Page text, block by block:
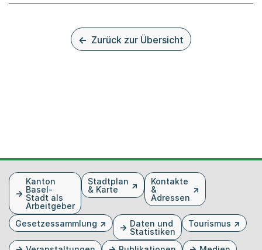
Zurück zur Übersicht
FusszeileKanton
Basel-
Stadt als
Arbeitgeber
Stadtplan
& Karte
Kontakte
&
Adressen
Gesetzessammlung
Daten und
Statistiken
Tourismus